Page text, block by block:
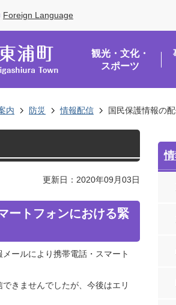
Foreign Language
観光・文化・
スポーツ
内 防災 情報配信 国民保護情報の
更新日：2020年09月03日
ートフォンにおける緊
ールにより携帯電話・スマート
きませんでしたが、今後はエリ